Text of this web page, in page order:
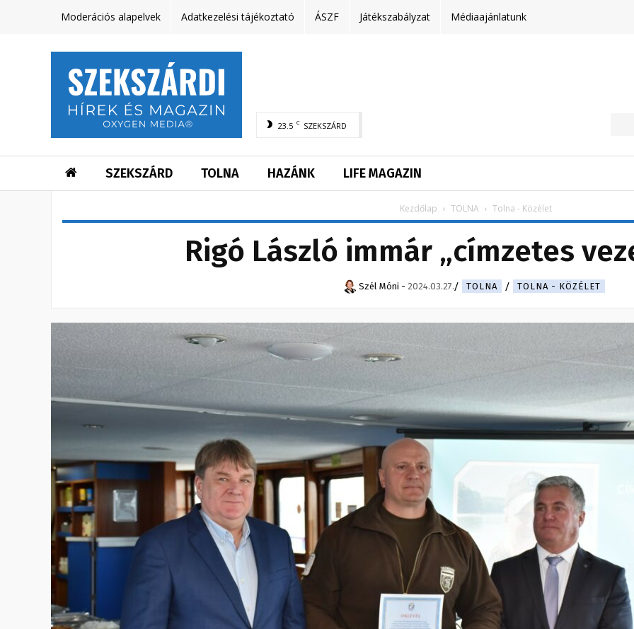
Moderációs alapelvek Adatkezelési tájékoztató ÁSZF Játékszabályzat Médiaajánlatunk
23.5 C SZEKSZÁRD
SZEKSZÁRD TOLNA HAZÁNK LIFE MAGAZIN
Kezdőlap TOLNA Tolna - Közélet
Rigó László immár „címzetes
Szél Móni - 2024.03.27. TOLNA TOLNA - KÖZÉLET